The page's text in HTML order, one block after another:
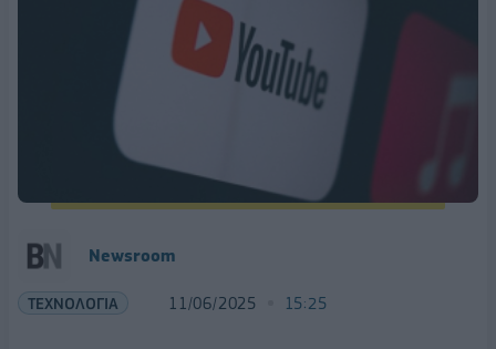
Newsroom
ΤΕΧΝΟΛΟΓΙΑ 11/06/2025 15:25